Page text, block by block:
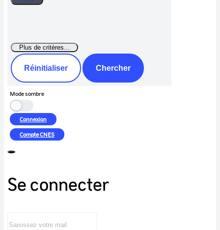
Réinitialiser Chercher
Mode sombre
Connexion
CompteCNES
Se connecter